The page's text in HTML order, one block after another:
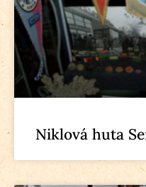
Niklová huta